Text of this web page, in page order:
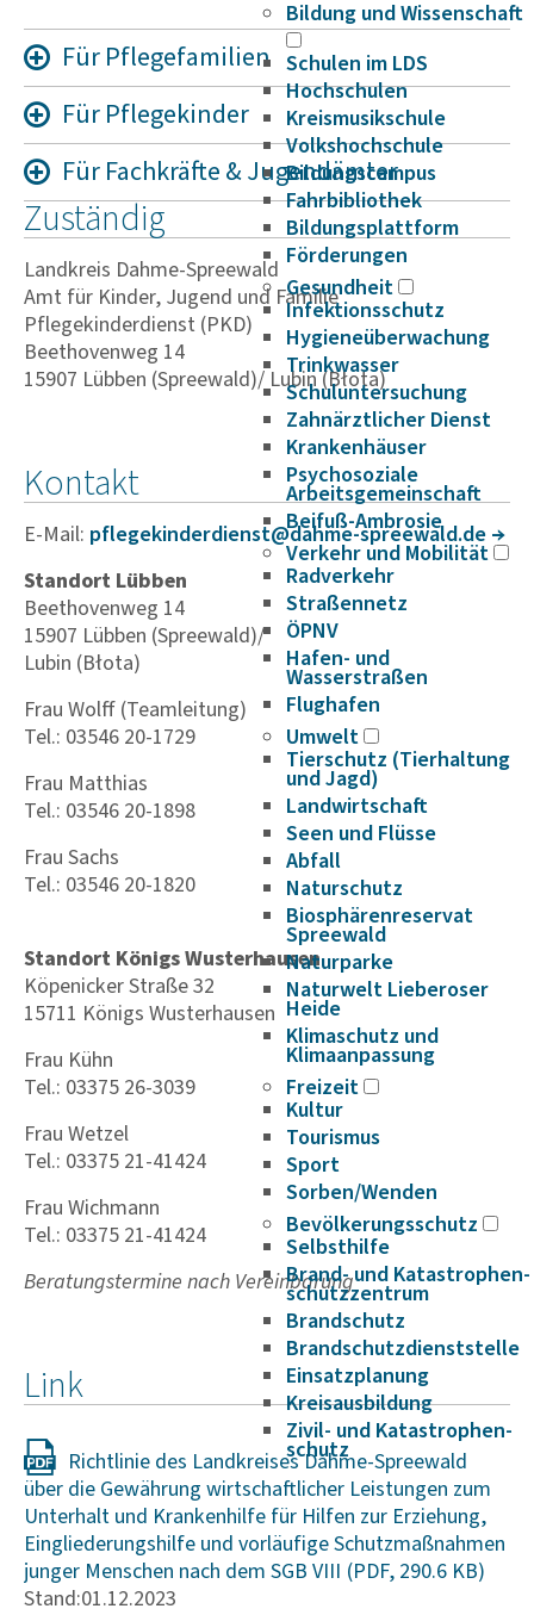
Bildung und Wissenschaft
Schulen im LDS
Hochschulen
Kreismusikschule
Volkshochschule
Bildungscampus
Fahrbibliothek
Bildungsplattform
Förderungen
Gesundheit
Infektionsschutz
Hygieneüberwachung
Trinkwasser
Schuluntersuchung
Zahnärztlicher Dienst
Krankenhäuser
Psychosoziale
Arbeitsgemeinschaft
Beifuß-Ambrosie
Verkehr und Mobilität
Radverkehr
Straßennetz
ÖPNV
Hafen- und
Wasserstraßen
Flughafen
Umwelt
Tierschutz (Tierhaltung
und Jagd)
Landwirtschaft
Seen und Flüsse
Abfall
Naturschutz
Biosphärenreservat
Spreewald
Naturparke
Naturwelt Lieberoser
Heide
Klimaschutz und
Klimaanpassung
Freizeit
Kultur
Tourismus
Sport
Sorben/Wenden
Bevöl­ke­rungs­schutz
Selbst­hilfe
Brand- und Kata­s­tro­­phen­­
schutz­­zen­trum
Brand­schutz
Brand­schutz­dienst­stelle
Einsatz­pla­nung
Kreis­aus­­bil­­dung
Zivil- und Kata­s­tro­­phen­­
schutz
Für Pfle­ge­fa­mi­lien
Für Pfle­ge­kinder
Für Fach­kräfte & Jugend­ämter
Zuständig
Landkreis Dahme-Spreewald
Amt für Kinder, Jugend und Familie
Pflegekinderdienst (PKD)
Beethovenweg 14
15907 Lübben (Spreewald)/ Lubin (Błota)
Kontakt
E-Mail: pfle­ge­kin­der­dienst@dahme-spree­wald.de
Standort Lübben
Beethovenweg 14
15907 Lübben (Spreewald)/
Lubin (Błota)
Frau Wolff (Teamleitung)
Tel.: 03546 20-1729
Frau Matthias
Tel.: 03546 20-1898
Frau Sachs
Tel.: 03546 20-1820
Standort Königs Wusterhausen
Köpenicker Straße 32
15711 Königs Wusterhausen
Frau Kühn
Tel.: 03375 26-3039
Frau Wetzel
Tel.: 03375 21-41424
Frau Wichmann
Tel.: 03375 21-41424
Beratungstermine nach Vereinbarung
Link
Richtlinie des Landkreises Dahme-Spreewald
über die Gewährung wirtschaftlicher Leistungen zum
Unterhalt und Krankenhilfe für Hilfen zur Erziehung,
Eingliederungshilfe und vorläufige Schutzmaßnahmen
junger Menschen nach dem SGB VIII
Stand:01.12.2023